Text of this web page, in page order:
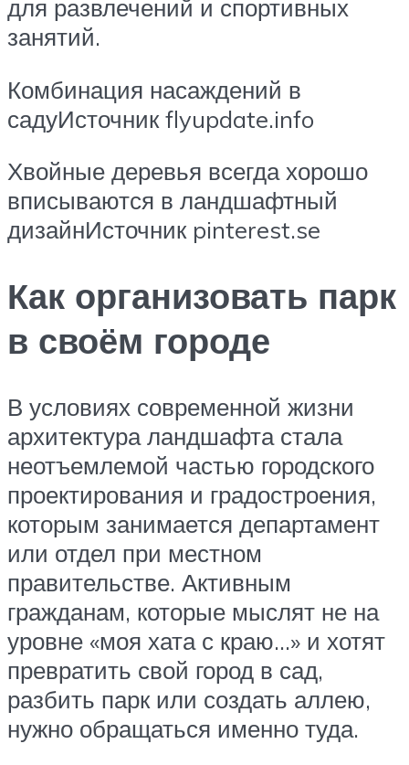
для развлечений и спортивных
занятий.
Комбинация насаждений в
садуИсточник flyupdate.info
Хвойные деревья всегда хорошо
вписываются в ландшафтный
дизайнИсточник pinterest.se
Как организовать парк
в своём городе
В условиях современной жизни
архитектура ландшафта стала
неотъемлемой частью городского
проектирования и градостроения,
которым занимается департамент
или отдел при местном
правительстве. Активным
гражданам, которые мыслят не на
уровне «моя хата с краю…» и хотят
превратить свой город в сад,
разбить парк или создать аллею,
нужно обращаться именно туда.